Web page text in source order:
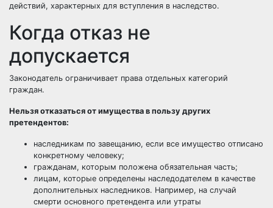
действий, характерных для вступления в наследство.
Когда отказ не
допускается
Законодатель ограничивает права отдельных категорий
граждан.
Нельзя отказаться от имущества в пользу других
претендентов:
наследникам по завещанию, если все имущество отписано
конкретному человеку;
гражданам, которым положена обязательная часть;
лицам, которые определены наследодателем в качестве
дополнительных наследников. Например, на случай
смерти основного претендента или утраты